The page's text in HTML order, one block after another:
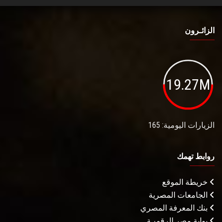
الزائـرون
19.27M
الزيارات اليومية: 165
روابط تهمك
خريطة الموقع
الجامعات المصرية
بنك المعرفة المصري